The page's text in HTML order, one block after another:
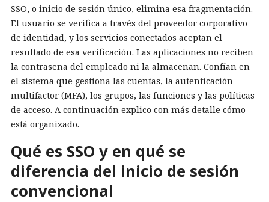
SSO, o inicio de sesión único, elimina esa fragmentación.
El usuario se verifica a través del proveedor corporativo
de identidad, y los servicios conectados aceptan el
resultado de esa verificación. Las aplicaciones no reciben
la contraseña del empleado ni la almacenan. Confían en
el sistema que gestiona las cuentas, la autenticación
multifactor (MFA), los grupos, las funciones y las políticas
de acceso. A continuación explico con más detalle cómo
está organizado.
Qué es SSO y en qué se
diferencia del inicio de sesión
convencional